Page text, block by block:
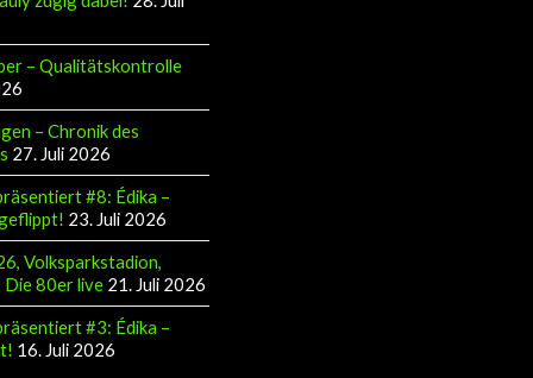
– Qualitätskontrolle
– Chronik des
27. Juli 2026
#8: Édika –
23. Juli 2026
Volksparkstadion,
Die 80er live 21. Juli 2026
#3: Édika –
16. Juli 2026